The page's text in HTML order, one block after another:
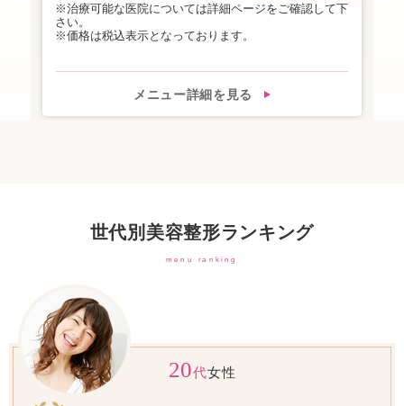
※治療可能な医院については詳細ページをご確認して下
さい。
※価格は税込表示となっております。
メニュー詳細を見る
世代別美容整形ランキング
menu ranking
20代女性